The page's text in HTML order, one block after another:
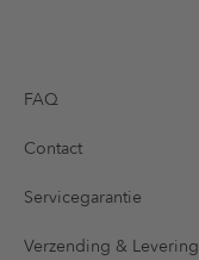
FAQ
Contact
Servicegarantie
Verzending & Levering